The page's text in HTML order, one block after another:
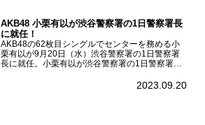
AKB48 小栗有以が渋谷警察署の1日警察署長
に就任！
AKB48の62枚目シングルでセンターを務める小
栗有以が9月20日（水）渋谷警察署の1日警察署
長に就任。小栗有以が渋谷警察署の1日警察署長
での10日間実施される令和5年 秋の全国交通安全
2023.09.20